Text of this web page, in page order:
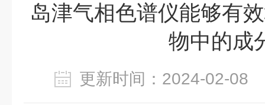
岛津气相色谱仪能够有
物中的成
更新时间：2024-02-